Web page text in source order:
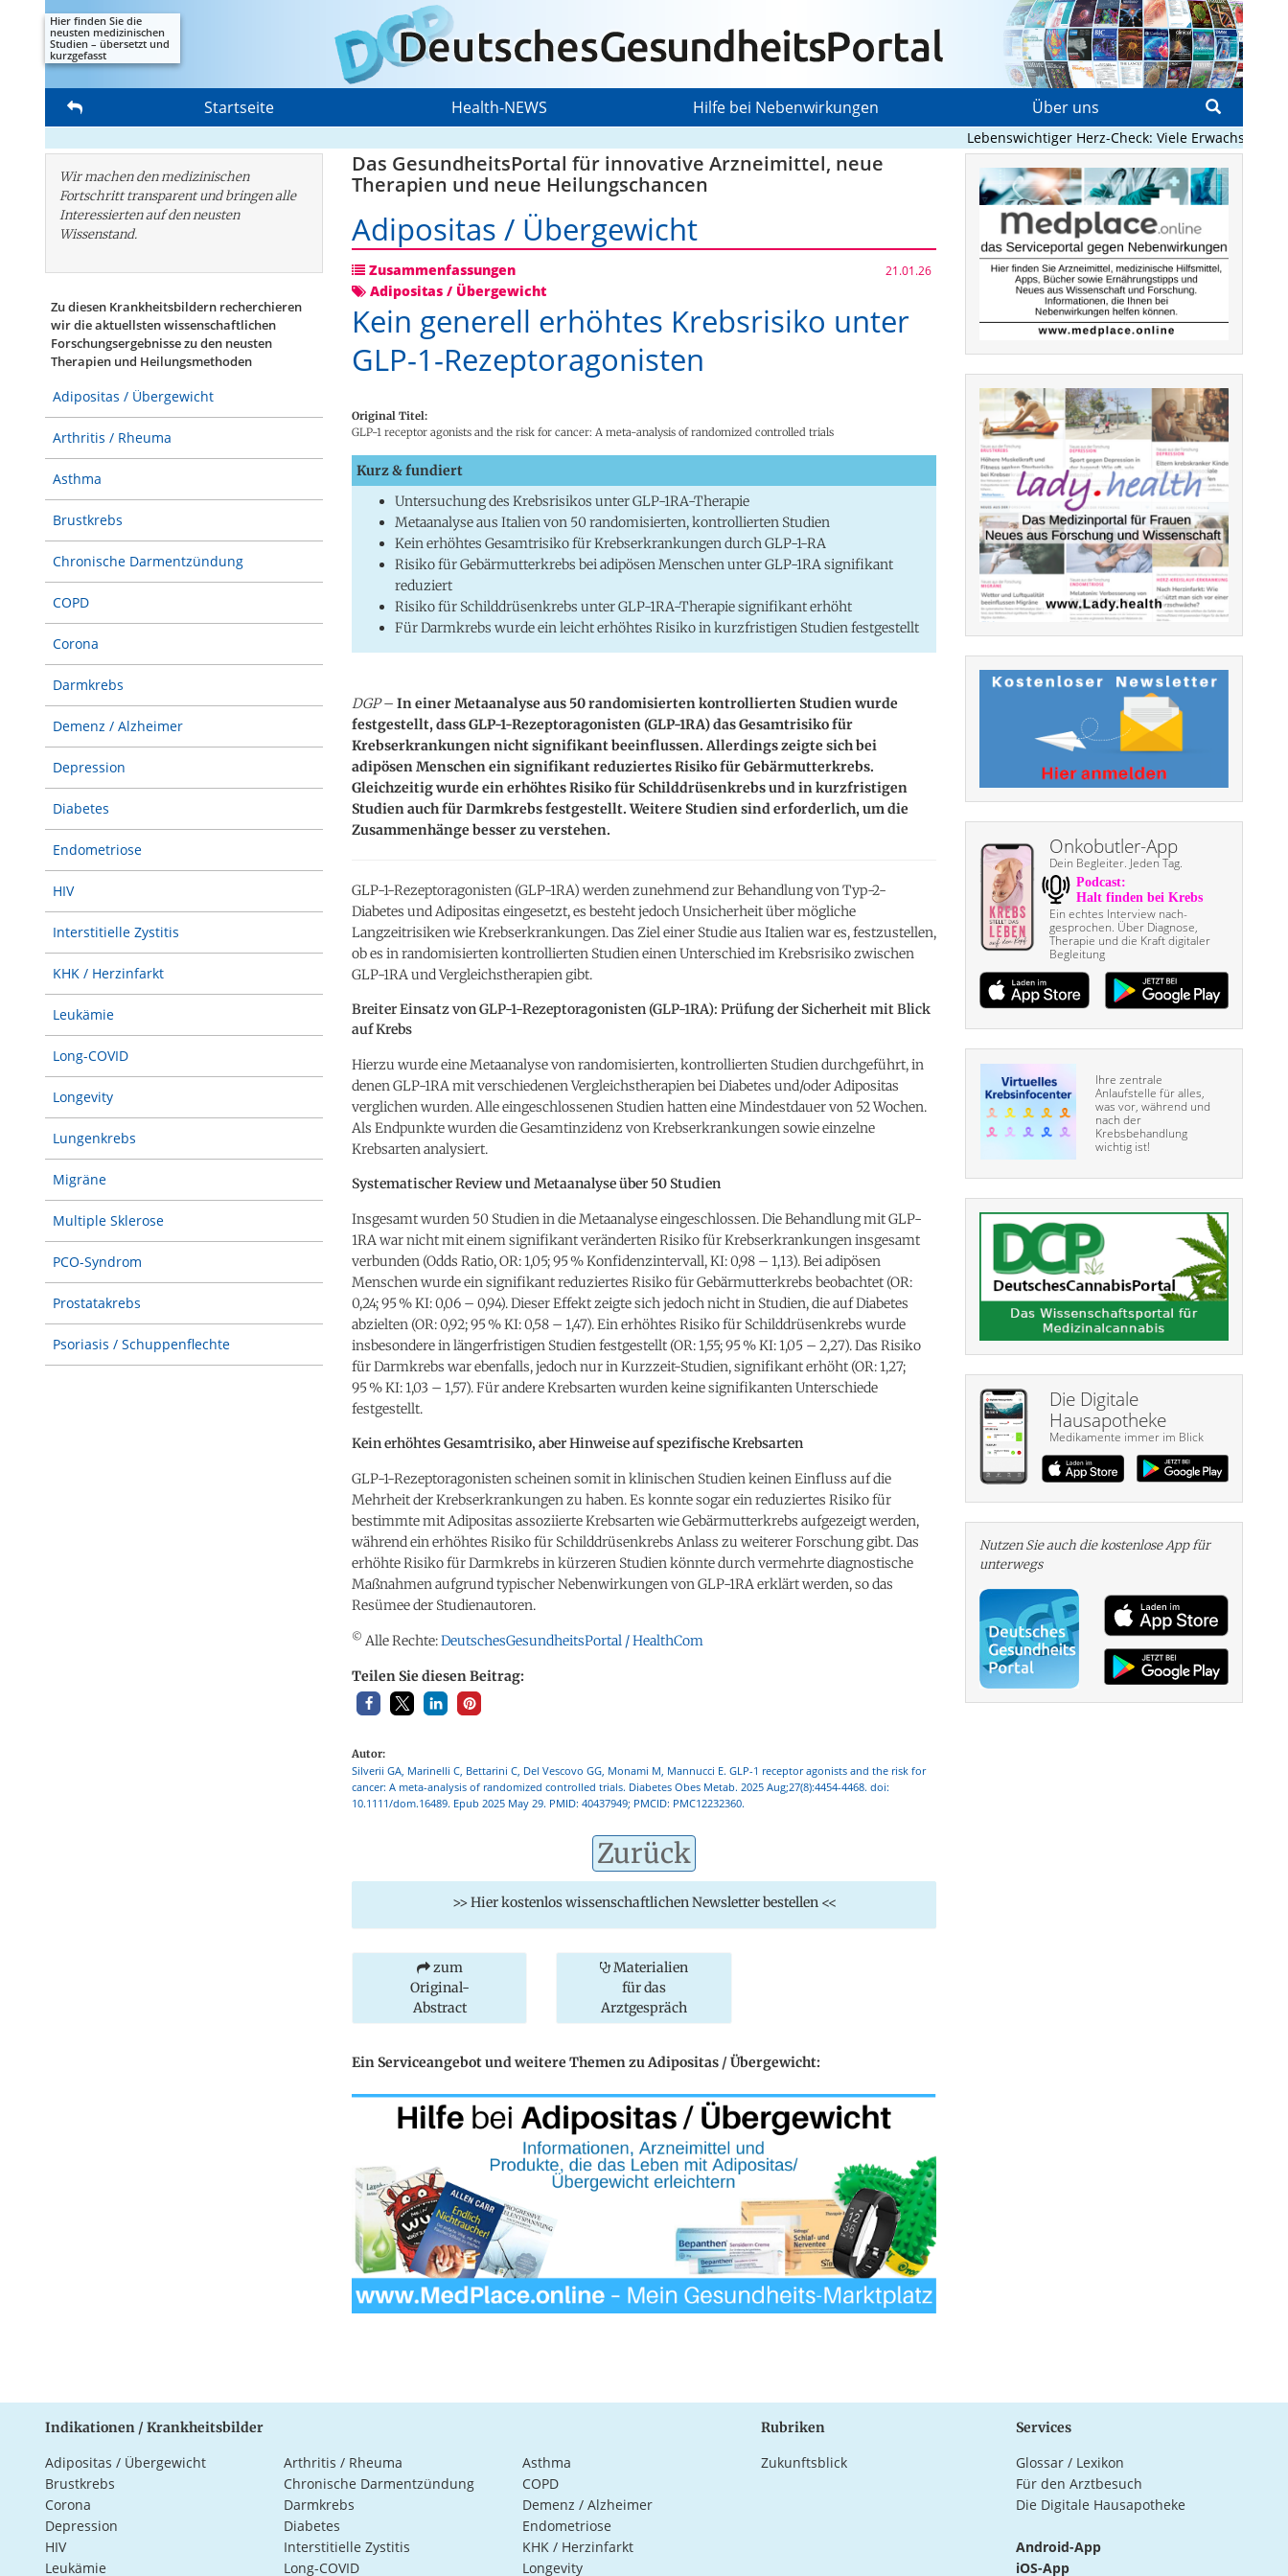
Hier finden Sie die
neusten medizinischen
Studien – übersetzt und
kurzgefasst
Startseite Health-NEWS Hilfe bei Nebenwirkungen Über uns
Lebenswichtiger Herz-Check: Viele Erwachsene mit
Wir machen den medizinischen
Fortschritt transparent und bringen alle
Interessierten auf den neusten
Wissenstand.
Zu diesen Krankheitsbildern recherchieren
wir die aktuellsten wissenschaftlichen
Forschungs­ergebnisse zu den neusten
Therapien und Heilungsmethoden
Adipositas / Übergewicht
Arthritis / Rheuma
Asthma
Brustkrebs
Chronische Darmentzündung
COPD
Corona
Darmkrebs
Demenz / Alzheimer
Depression
Diabetes
Endometriose
HIV
Interstitielle Zystitis
KHK / Herzinfarkt
Leukämie
Long-COVID
Longevity
Lungenkrebs
Migräne
Multiple Sklerose
PCO-Syndrom
Prostatakrebs
Psoriasis / Schuppenflechte
Das GesundheitsPortal für innovative Arzneimittel, neue
Therapien und neue Heilungschancen
Adipositas / Übergewicht
Zusammenfassungen 21.01.26
Adipositas / Übergewicht
Kein generell erhöhtes Krebsrisiko unter
GLP-1-Rezeptoragonisten
Original Titel:
GLP-1 receptor agonists and the risk for cancer: A meta-analysis of randomized controlled trials
Kurz & fundiert
Untersuchung des Krebsrisikos unter GLP-1RA-Therapie
Metaanalyse aus Italien von 50 randomisierten, kontrollierten Studien
Kein erhöhtes Gesamtrisiko für Krebserkrankungen durch GLP-1-RA
Risiko für Gebärmutterkrebs bei adipösen Menschen unter GLP-1RA signifikant
reduziert
Risiko für Schilddrüsenkrebs unter GLP-1RA-Therapie signifikant erhöht
Für Darmkrebs wurde ein leicht erhöhtes Risiko in kurzfristigen Studien festgestellt
DGP– In einer Metaanalyse aus 50 randomisierten kontrollierten Studien wurde
festgestellt, dass GLP-1-Rezeptoragonisten (GLP-1RA) das Gesamtrisiko für
Krebserkrankungen nicht signifikant beeinflussen. Allerdings zeigte sich bei
adipösen Menschen ein signifikant reduziertes Risiko für Gebärmutterkrebs.
Gleichzeitig wurde ein erhöhtes Risiko für Schilddrüsenkrebs und in kurzfristigen
Studien auch für Darmkrebs festgestellt. Weitere Studien sind erforderlich, um die
Zusammenhänge besser zu verstehen.
GLP-1-Rezeptoragonisten (GLP-1RA) werden zunehmend zur Behandlung von Typ-2-
Diabetes und Adipositas eingesetzt, es besteht jedoch Unsicherheit über mögliche
Langzeitrisiken wie Krebserkrankungen. Das Ziel einer Studie aus Italien war es, festzustellen,
ob es in randomisierten kontrollierten Studien einen Unterschied im Krebsrisiko zwischen
GLP-1RA und Vergleichstherapien gibt.
Breiter Einsatz von GLP-1-Rezeptoragonisten (GLP-1RA): Prüfung der Sicherheit mit Blick
auf Krebs
Hierzu wurde eine Metaanalyse von randomisierten, kontrollierten Studien durchgeführt, in
denen GLP-1RA mit verschiedenen Vergleichstherapien bei Diabetes und/oder Adipositas
verglichen wurden. Alle eingeschlossenen Studien hatten eine Mindestdauer von 52 Wochen.
Als Endpunkte wurden die Gesamtinzidenz von Krebserkrankungen sowie einzelne
Krebsarten analysiert.
Systematischer Review und Metaanalyse über 50 Studien
Insgesamt wurden 50 Studien in die Metaanalyse eingeschlossen. Die Behandlung mit GLP-
1RA war nicht mit einem signifikant veränderten Risiko für Krebserkrankungen insgesamt
verbunden (Odds Ratio, OR: 1,05; 95 % Konfidenzintervall, KI: 0,98 – 1,13). Bei adipösen
Menschen wurde ein signifikant reduziertes Risiko für Gebärmutterkrebs beobachtet (OR:
0,24; 95 % KI: 0,06 – 0,94). Dieser Effekt zeigte sich jedoch nicht in Studien, die auf Diabetes
abzielten (OR: 0,92; 95 % KI: 0,58 – 1,47). Ein erhöhtes Risiko für Schilddrüsenkrebs wurde
insbesondere in längerfristigen Studien festgestellt (OR: 1,55; 95 % KI: 1,05 – 2,27). Das Risiko
für Darmkrebs war ebenfalls, jedoch nur in Kurzzeit-Studien, signifikant erhöht (OR: 1,27;
95 % KI: 1,03 – 1,57). Für andere Krebsarten wurden keine signifikanten Unterschiede
festgestellt.
Kein erhöhtes Gesamtrisiko, aber Hinweise auf spezifische Krebsarten
GLP-1-Rezeptoragonisten scheinen somit in klinischen Studien keinen Einfluss auf die
Mehrheit der Krebserkrankungen zu haben. Es konnte sogar ein reduziertes Risiko für
bestimmte mit Adipositas assoziierte Krebsarten wie Gebärmutterkrebs aufgezeigt werden,
während ein erhöhtes Risiko für Schilddrüsenkrebs Anlass zu weiterer Forschung gibt. Das
erhöhte Risiko für Darmkrebs in kürzeren Studien könnte durch vermehrte diagnostische
Maßnahmen aufgrund typischer Nebenwirkungen von GLP-1RA erklärt werden, so das
Resümee der Studienautoren.
© Alle Rechte:DeutschesGesundheitsPortal / HealthCom
Teilen Sie diesen Beitrag:
Autor:
Silverii GA, Marinelli C, Bettarini C, Del Vescovo GG, Monami M, Mannucci E. GLP-1 receptor agonists and the risk for
cancer: A meta-analysis of randomized controlled trials. Diabetes Obes Metab. 2025 Aug;27(8):4454-4468. doi:
10.1111/dom.16489. Epub 2025 May 29. PMID: 40437949; PMCID: PMC12232360.
Zurück
>> Hier kostenlos wissenschaftlichen Newsletter bestellen <<
zum
Original-
Abstract
Materialien
für das
Arztgespräch
Ein Serviceangebot und weitere Themen zu Adipositas / Übergewicht:
Onkobutler-App
Dein Begleiter. Jeden Tag.
Ein echtes Interview nach­
gesprochen. Über Diagnose,
Therapie und die Kraft digitaler
Begleitung
Ihre zentrale
Anlaufstelle für alles,
was vor, während und
nach der
Krebsbehandlung
wichtig ist!
Die Digitale
Hausapotheke
Medikamente immer im Blick
Nutzen Sie auch die kosten­lose App für
unterwegs
Indikationen / Krankheitsbilder
Adipositas / Übergewicht Arthritis / Rheuma
Asthma
Brustkrebs
Chronische Darmentzündung
COPD
Corona
Darmkrebs
Demenz / Alzheimer
Depression
Diabetes
Endometriose
HIV
Interstitielle Zystitis
KHK / Herzinfarkt
Leukämie
Long-COVID Longevity
Rubriken
Zukunftsblick
Services
Glossar / Lexikon
Für den Arztbesuch
Die Digitale Hausapotheke
Android-App
iOS-App